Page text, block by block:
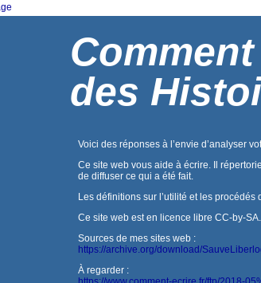
des
Voici des réponses à l’envie d’analyser
Ce site web vous aide à écrire. Il
de diffuser ce qui a été fait.
Les définitions sur l’utilité et les procédés
Ce site web est en licence libre CC-by-
Sources de mes sites web :
https://archive.org/download/
À regarder :